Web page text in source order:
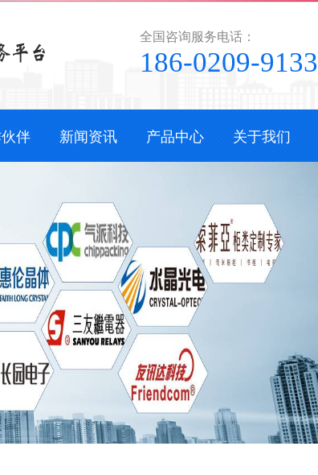
全国咨询服务电话：
186-0209-9133
伴 新闻资讯 产品中心 关于我们